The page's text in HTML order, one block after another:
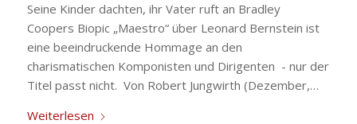
Seine Kinder dachten, ihr Vater ruft an Bradley
Coopers Biopic „Maestro“ über Leonard Bernstein ist
eine beeindruckende Hommage an den
charismatischen Komponisten und Dirigenten - nur der
Titel passt nicht. Von Robert Jungwirth (Dezember,…
Weiterlesen